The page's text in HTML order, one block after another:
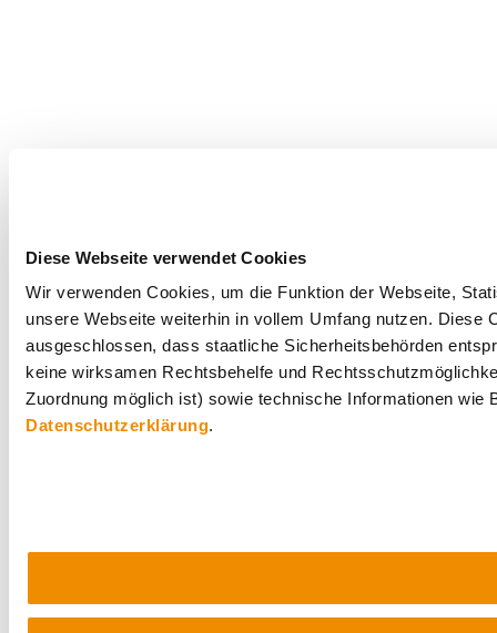
Diese Webseite verwendet Cookies
Wir verwenden Cookies, um die Funktion der Webseite,
unsere Webseite weiterhin in vollem Umfang nutzen.
ausgeschlossen, dass staatliche Sicherheitsbehörden
keine wirksamen Rechtsbehelfe und
Zuordnung möglich ist) sowie technische Informationen
Datenschutzerklärung.